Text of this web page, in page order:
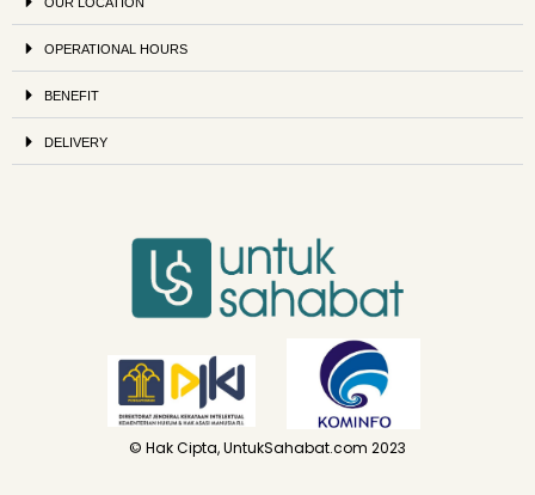
OPERATIONAL HOURS
BENEFIT
DELIVERY
© Hak Cipta, UntukSahabat.com 2023